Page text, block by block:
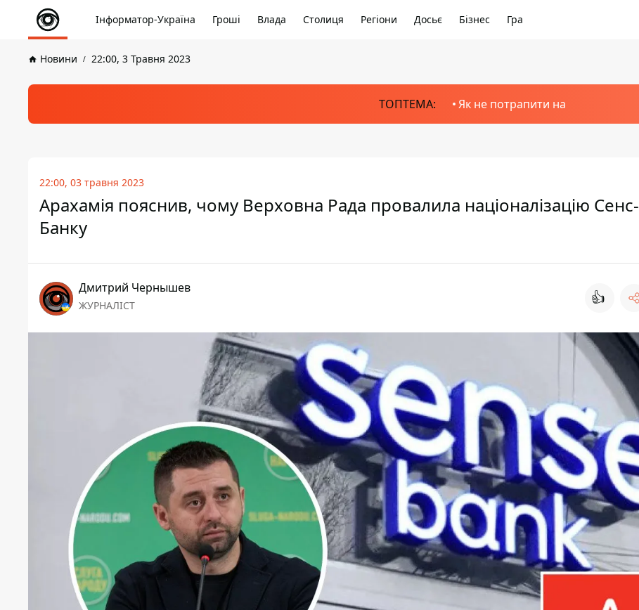
Інформатор-Україна Гроші Влада Столиця Регіони Досьє Бізнес Гра
Новини 22:00, 3 Травня 2023
ТОПТЕМА: Як не потрапити на
22:00, 03 травня 2023
Арахамія пояснив, чому Верховна Рада провалила націоналізацію Сенс-
Банку
Дмитрий Чернышев
ЖУРНАЛІСТ 👍